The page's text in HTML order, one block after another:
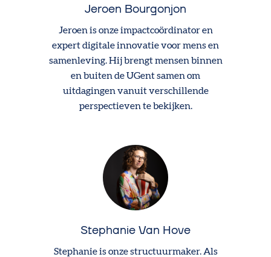
Jeroen Bourgonjon
Jeroen is onze impactcoördinator en
expert digitale innovatie voor mens en
samenleving. Hij brengt mensen binnen
en buiten de UGent samen om
uitdagingen vanuit verschillende
perspectieven te bekijken.
Stephanie Van Hove
Stephanie is onze structuurmaker. Als